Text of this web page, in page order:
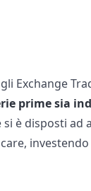
Exchange
prime sia
è disposti ad